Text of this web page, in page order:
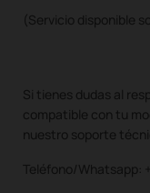
(Servicio disponible
Si tienes dudas al
compatible con tu
nuestro soporte
Teléfono/Whatsapp: